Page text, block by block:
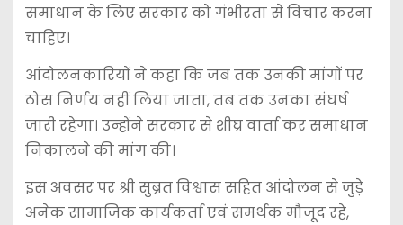
समाधान के लिए सरकार को गंभीरता से विचार करना
चाहिए।
आंदोलनकारियों ने कहा कि जब तक उनकी मांगों पर
ठोस निर्णय नहीं लिया जाता, तब तक उनका संघर्ष
जारी रहेगा। उन्होंने सरकार से शीघ्र वार्ता कर समाधान
निकालने की मांग की।
इस अवसर पर श्री सुब्रत विश्वास सहित आंदोलन से जुड़े
अनेक सामाजिक कार्यकर्ता एवं समर्थक मौजूद रहे,